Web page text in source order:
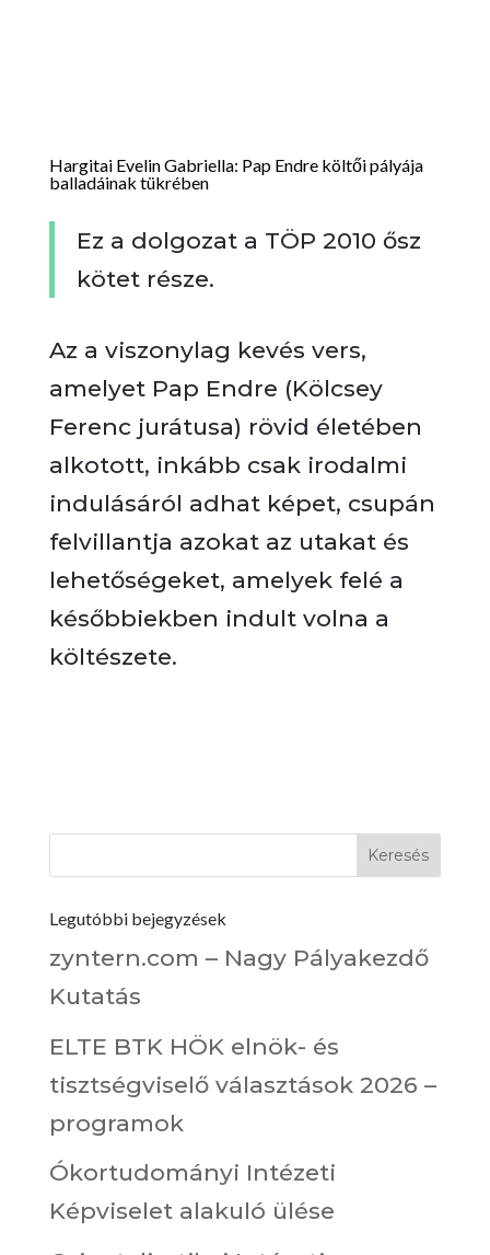
Hargitai Evelin Gabriella: Pap Endre költői pályája
balladáinak tükrében
Ez a dolgozat a TÖP 2010 ősz
kötet része.
Az a viszonylag kevés vers,
amelyet Pap Endre (Kölcsey
Ferenc jurátusa) rövid életében
alkotott, inkább csak irodalmi
indulásáról adhat képet, csupán
felvillantja azokat az utakat és
lehetőségeket, amelyek felé a
későbbiekben indult volna a
költészete.
Legutóbbi bejegyzések
zyntern.com – Nagy Pályakezdő
Kutatás
ELTE BTK HÖK elnök- és
tisztségviselő választások 2026 –
programok
Ókortudományi Intézeti
Képviselet alakuló ülése